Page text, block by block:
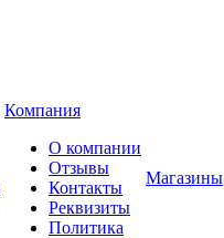
Компания
О компании
Отзывы
Контакты
Реквизиты
Политика
Магазины